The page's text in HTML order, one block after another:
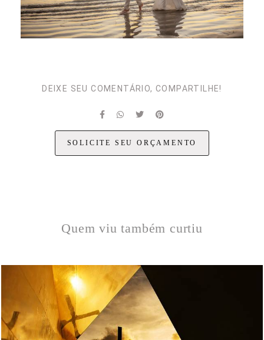
DEIXE SEU COMENTÁRIO, COMPARTILHE!
SOLICITE SEU ORÇAMENTO
Quem viu também curtiu